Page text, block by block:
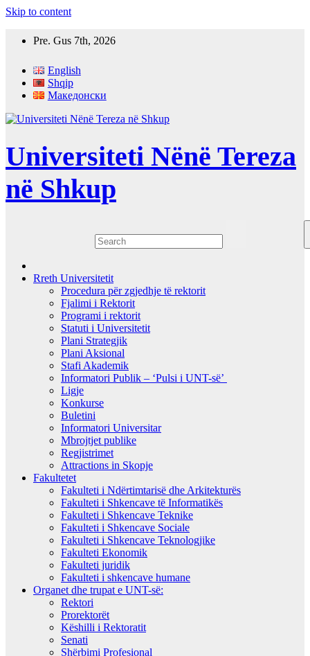
Skip to content
Pre. Gus 7th, 2026
English
Shqip
Македонски
Universiteti Nënë Tereza
në Shkup
Rreth Universitetit
Procedura për zgjedhje të rektorit
Fjalimi i Rektorit
Programi i rektorit
Statuti i Universitetit
Plani Strategjik
Plani Aksional
Stafi Akademik
Informatori Publik – ‘Pulsi i UNT-së’
Ligje
Konkurse
Buletini
Informatori Universitar
Mbrojtjet publike
Regjistrimet
Attractions in Skopje
Fakultetet
Fakulteti i Ndërtimtarisë dhe Arkitekturës
Fakulteti i Shkencave të Informatikës
Fakulteti i Shkencave Teknike
Fakulteti i Shkencave Sociale
Fakulteti i Shkencave Teknologjike
Fakulteti Ekonomik
Fakulteti juridik
Fakulteti i shkencave humane
Organet dhe trupat e UNT-së:
Rektori
Prorektorët
Këshilli i Rektoratit
Senati
Shërbimi Profesional